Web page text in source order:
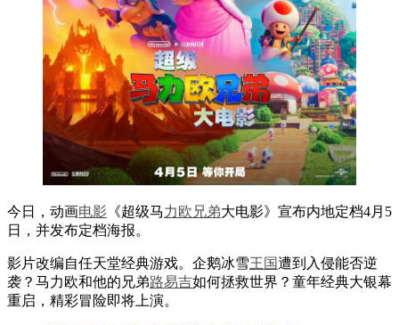
今日，动画电影 《超级马力欧 兄弟大电影》宣布内地定档4月5
日，并发布定档海报。
影片改编自任天堂经典游戏。企鹅冰雪王国遭到入侵能否逆
袭？马力欧和他的兄弟路易吉如何拯救世界？童年经典大银幕
重启，精彩冒险即将上演。